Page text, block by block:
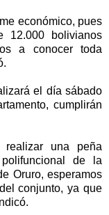
económico, pues
12.000 bolivianos
a conocer toda
el día sábado
cumplirán
realizar una peña
de la
Oruro, esperamos
conjunto, ya que